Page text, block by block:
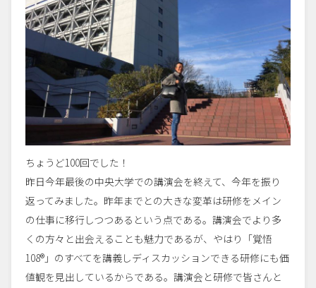
ちょうど100回でした！
昨日今年最後の中央大学での講演会を終えて、今年を振り
返ってみました。昨年までとの大きな変革は研修をメイン
の仕事に移行しつつあるという点である。講演会でより多
くの方々と出会えることも魅力であるが、やはり「覚悟
108®」のすべてを講義しディスカッションできる研修にも価
値観を見出しているからである。講演会と研修で皆さんと